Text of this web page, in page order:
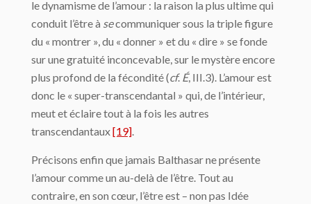
le dynamisme de l’amour : la raison la plus ultime qui
conduit l’être à secommuniquer sous la triple figure
du « montrer », du « donner » et du « dire » se fonde
sur une gratuité inconcevable, sur le mystère encore
plus profond de la fécondité (cf. É, III.3). L’amour est
donc le « super-transcendantal » qui, de l’intérieur,
meut et éclaire tout à la fois les autres
transcendantaux[19]
Précisons enfin que jamais Balthasar ne présente
l’amour comme un au-delà de l’être. Tout au
contraire, en son cœur, l’être est – non pas Idée